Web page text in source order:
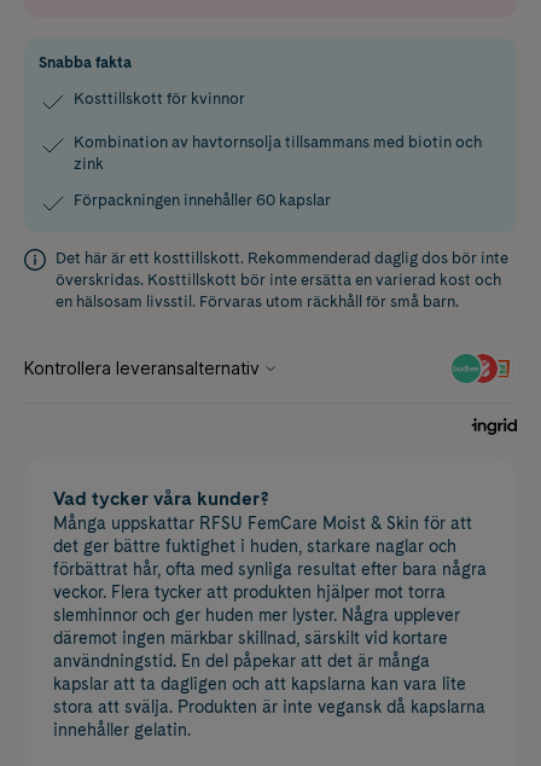
Snabba fakta
Kosttillskott för kvinnor
Kombination av havtornsolja tillsammans med biotin och
zink
Förpackningen innehåller 60 kapslar
Det här är ett kosttillskott. Rekommenderad daglig dos bör inte
överskridas. Kosttillskott bör inte ersätta en varierad kost och
en hälsosam livsstil. Förvaras utom räckhåll för små barn.
Vad tycker våra kunder?
Många uppskattar RFSU FemCare Moist & Skin för att
det ger bättre fuktighet i huden, starkare naglar och
förbättrat hår, ofta med synliga resultat efter bara några
veckor. Flera tycker att produkten hjälper mot torra
slemhinnor och ger huden mer lyster. Några upplever
däremot ingen märkbar skillnad, särskilt vid kortare
användningstid. En del påpekar att det är många
kapslar att ta dagligen och att kapslarna kan vara lite
stora att svälja. Produkten är inte vegansk då kapslarna
innehåller gelatin.